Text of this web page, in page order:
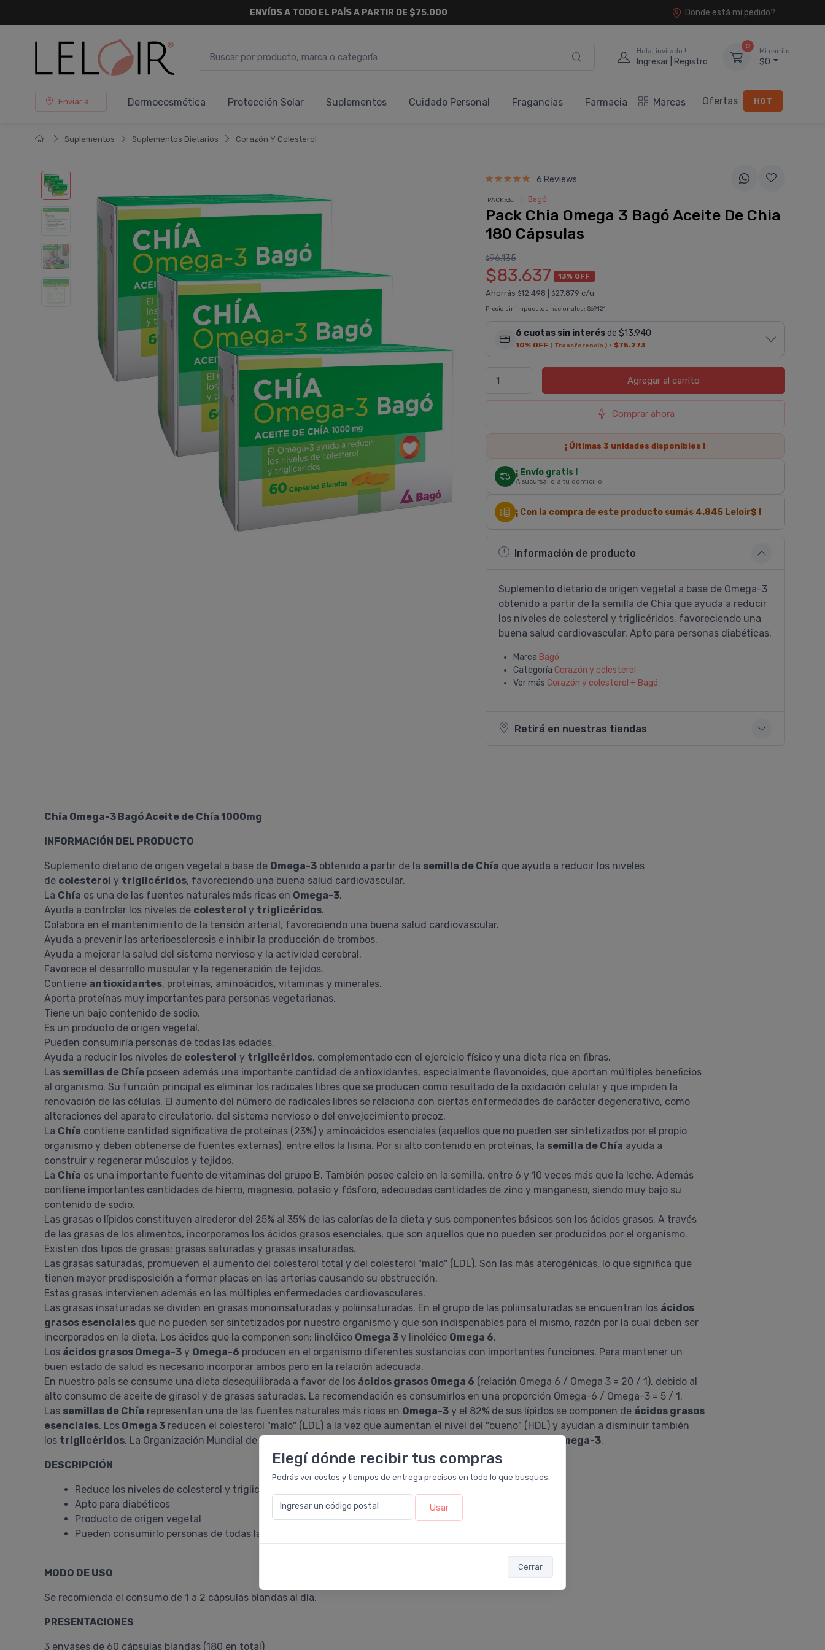
Elegí dónde recibir tus compras
Podrás ver costos y tiempos de entrega precisos en todo lo que busques.
Ingresar un código postal Usar
Cerrar
Donde está mi pedido?
Hola, invitado !
Ingresar | Registro
0
Mi carrito
$0
Enviar a ... Dermocosmética Protección Solar Suplementos Cuidado Personal Fragancias Farmacia Marcas Ofertas HOT
Suplementos Suplementos Dietarios Corazón Y Colesterol
6 Reviews
PACK x3u. Bagó
Pack Chia Omega 3 Bagó Aceite De Chia
180 Cápsulas
$96.135
$83.637 13% OFF
Ahorrás $12.498 $27.879 c/u
Precio sin impuestos nacionales: $69.121
6 cuotas sin interésde $13.940
10% OFF ( Transferencia )· $75.273
Agregaral carrito
Comprar ahora
¡ Últimas3 unidades disponibles !
¡ Envío gratis !
A sucursal o a tu domicilio
¡ Con la compra de este producto sumás 4.845Leloir$ !
Información de producto
Suplemento dietario de origen vegetal a base de Omega-3
obtenido a partir de la semilla de Chí­a que ayuda a reducir
los niveles de colesterol y triglicéridos, favoreciendo una
buena salud cardiovascular. Apto para personas diabéticas.
Marca Bagó
Categoría Corazón y colesterol
Ver más Corazón y colesterol + Bagó
Retirá en nuestras tiendas
Chía Omega-3 Bagó Aceite de Chía 1000mg
INFORMACIÓN DEL PRODUCTO
Suplemento dietario de origen vegetal a base de Omega-3 obtenido a partir de la semilla de Chía que ayuda a reducir los niveles
de colesterol y triglicéridos, favoreciendo una buena salud cardiovascular.
La Chía es una de las fuentes naturales más ricas en Omega-3.
Ayuda a controlar los niveles de colesterol y triglicéridos.
Colabora en el mantenimiento de la tensión arterial, favoreciendo una buena salud cardiovascular.
Ayuda a prevenir las arterioesclerosis e inhibir la producción de trombos.
Ayuda a mejorar la salud del sistema nervioso y la actividad cerebral.
Favorece el desarrollo muscular y la regeneración de tejidos.
Contiene antioxidantes, proteínas, aminoácidos, vitaminas y minerales.
Aporta proteínas muy importantes para personas vegetarianas.
Tiene un bajo contenido de sodio.
Es un producto de origen vegetal.
Pueden consumirla personas de todas las edades.
Ayuda a reducir los niveles de colesterol y triglicéridos, complementado con el ejercicio físico y una dieta rica en fibras.
Las semillas de Chía poseen además una importante cantidad de antioxidantes, especialmente flavonoides, que aportan múltiples beneficios
al organismo. Su función principal es eliminar los radicales libres que se producen como resultado de la oxidación celular y que impiden la
renovación de las células. El aumento del número de radicales libres se relaciona con ciertas enfermedades de carácter degenerativo, como
alteraciones del aparato circulatorio, del sistema nervioso o del envejecimiento precoz.
La Chía contiene cantidad significativa de proteínas (23%) y aminoácidos esenciales (aquellos que no pueden ser sintetizados por el propio
organismo y deben obtenerse de fuentes externas), entre ellos la lisina. Por si alto contenido en proteínas, la semilla de Chía ayuda a
construir y regenerar músculos y tejidos.
La Chía es una importante fuente de vitaminas del grupo B. También posee calcio en la semilla, entre 6 y 10 veces más que la leche. Además
contiene importantes cantidades de hierro, magnesio, potasio y fósforo, adecuadas cantidades de zinc y manganeso, siendo muy bajo su
contenido de sodio.
Las grasas o lípidos constituyen alrederor del 25% al 35% de las calorías de la dieta y sus componentes básicos son los ácidos grasos. A través
de las grasas de los alimentos, incorporamos los ácidos grasos esenciales, que son aquellos que no pueden ser producidos por el organismo.
Existen dos tipos de grasas: grasas saturadas y grasas insaturadas.
Las grasas saturadas, promueven el aumento del colesterol total y del colesterol "malo" (LDL). Son las más aterogénicas, lo que significa que
tienen mayor predisposición a formar placas en las arterias causando su obstrucción.
Estas grasas intervienen además en las múltiples enfermedades cardiovasculares.
Las grasas insaturadas se dividen en grasas monoinsaturadas y poliinsaturadas. En el grupo de las poliinsaturadas se encuentran los ácidos
grasos esenciales que no pueden ser sintetizados por nuestro organismo y que son indispenables para el mismo, razón por la cual deben ser
incorporados en la dieta. Los ácidos que la componen son: linoléico Omega 3 y linoléico Omega 6.
Los ácidos grasos Omega-3 y Omega-6 producen en el organismo diferentes sustancias con importantes funciones. Para mantener un
buen estado de salud es necesario incorporar ambos pero en la relación adecuada.
En nuestro país se consume una dieta desequilibrada a favor de los ácidos grasos Omega 6 (relación Omega 6 / Omega 3 = 20 / 1), debido al
alto consumo de aceite de girasol y de grasas saturadas. La recomendación es consumirlos en una proporción Omega-6 / Omega-3 = 5 / 1.
Las semillas de Chía representan una de las fuentes naturales más ricas en Omega-3 y el 82% de sus lípidos se componen de ácidos grasos
esenciales. Los Omega 3 reducen el colesterol "malo" (LDL) a la vez que aumentan el nivel del "bueno" (HDL) y ayudan a disminuir también
los triglicéridos. La Organización Mundial de la Salud recomienda un consumo diario de 500mg a 1500mg de Omega-3.
DESCRIPCIÓN
Reduce los niveles de colesterol y triglicéridos
Apto para diabéticos
Producto de origen vegetal
Pueden consumirlo personas de todas las edades
MODO DE USO
Se recomienda el consumo de 1 a 2 cápsulas blandas al día.
PRESENTACIONES
3 envases de 60 cápsulas blandas (180 en total)